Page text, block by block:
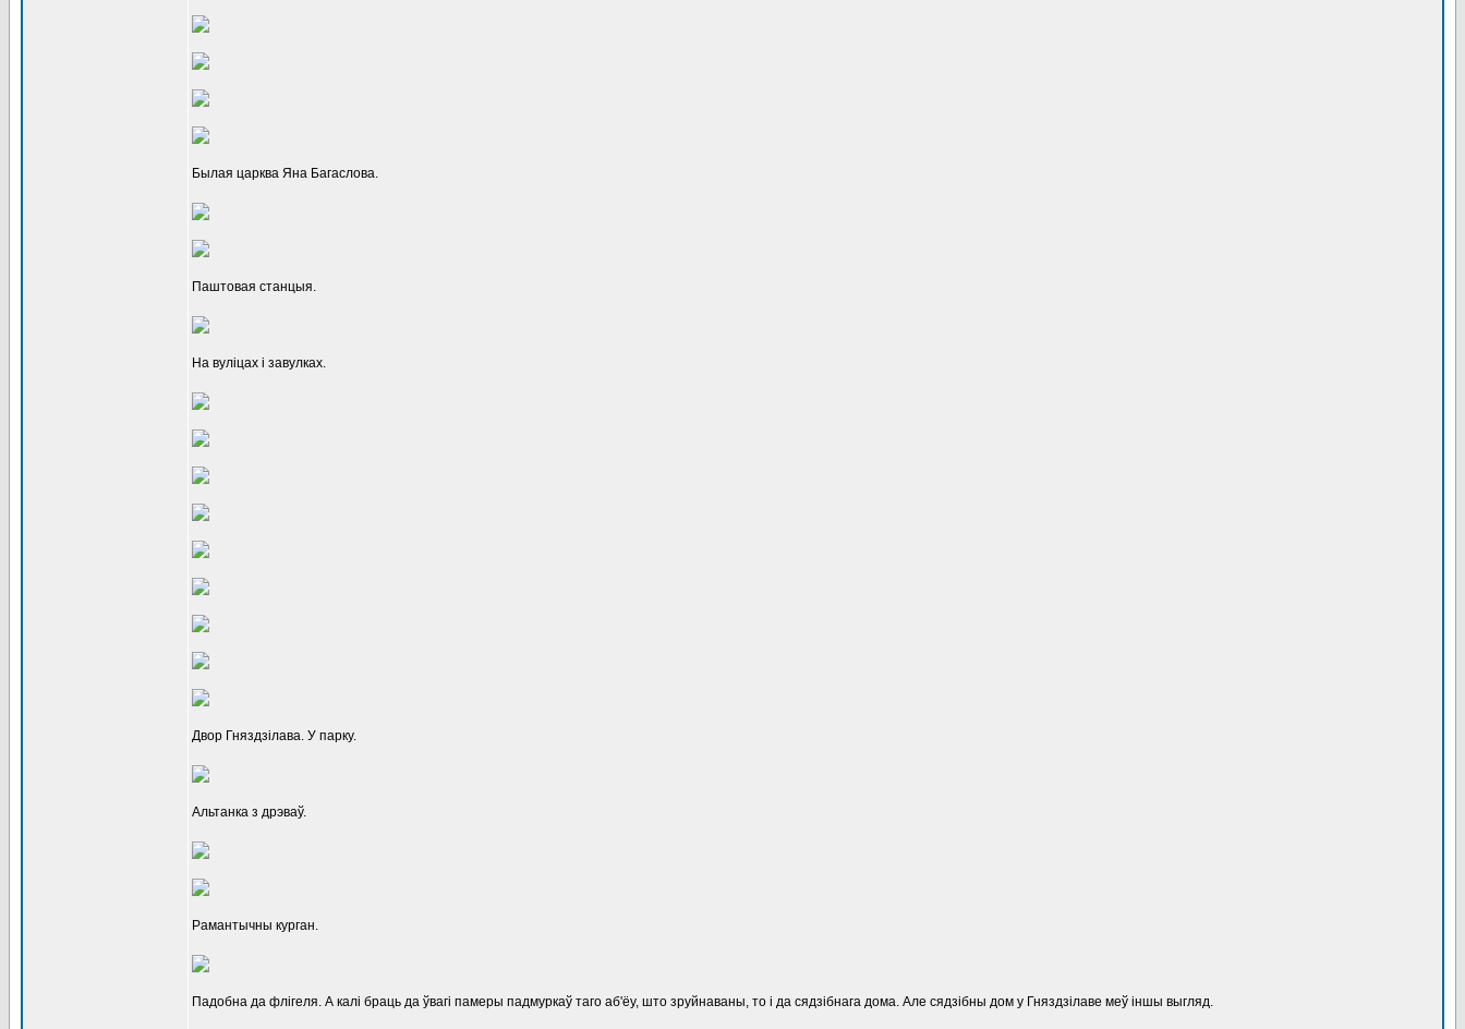
Былая царква Яна Багаслова.
Паштовая станцыя.
На вуліцах і завулках.
Двор Гняздзілава. У парку.
Альтанка з дрэваў.
Рамантычны курган.
Падобна да флігеля. А калі браць да ўвагі памеры падмуркаў таго аб'ёу, што зруйнаваны, то і да сядзібнага дома. Але сядзібны дом у Гняздзілаве меў іншы выгляд.